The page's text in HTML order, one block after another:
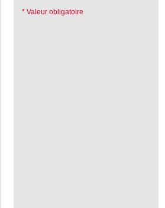
* Valeur obligatoire